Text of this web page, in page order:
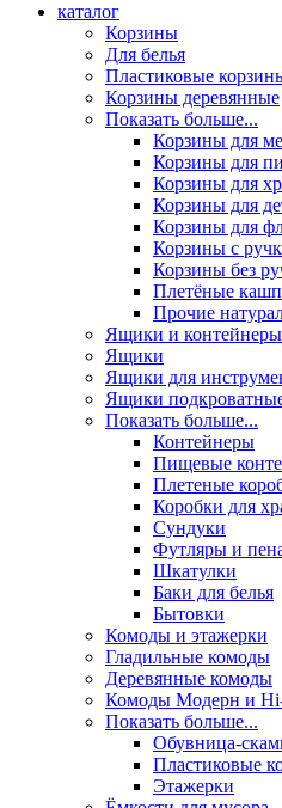
каталог
Корзины
Для белья
Пластиковые
Корзины деревянные
Показать больше...
Корзины для
Корзины для
Корзины для
Корзины для
Корзины для
Корзины с
Корзины без
Плетёные
Прочие
Ящики и контейнеры
Ящики
Ящики для
Ящики
Показать больше...
Контейнеры
Пищевые
Плетеные
Коробки для
Сундуки
Футляры и
Шкатулки
Баки для белья
Бытовки
Комоды и этажерки
Гладильные комоды
Деревянные комоды
Комоды Модерн и
Показать больше...
Обувница-
Пластиковые
Этажерки